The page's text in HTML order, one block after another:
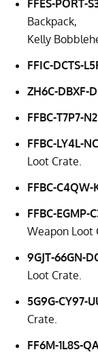
FFES-PORT-
Backpack,
Kelly
FFIC-DCTS-
ZH6C-DBXF-
FFBC-T7P7-
FFBC-LY4L-
Loot Crate.
FFBC-C4QW-
FFBC-EGMP-
Weapon Loot
9GJT-66GN-
Loot Crate.
5G9G-CY97-
Crate.
FF6M-1L8S-